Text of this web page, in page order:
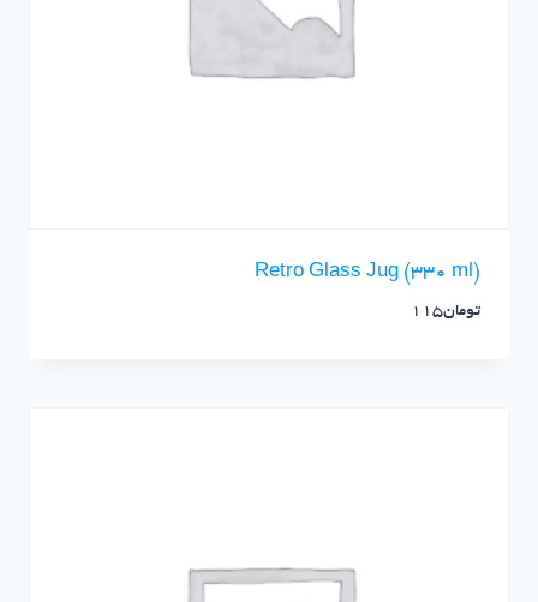
Retro Glass Jug (330 ml)
تومان115